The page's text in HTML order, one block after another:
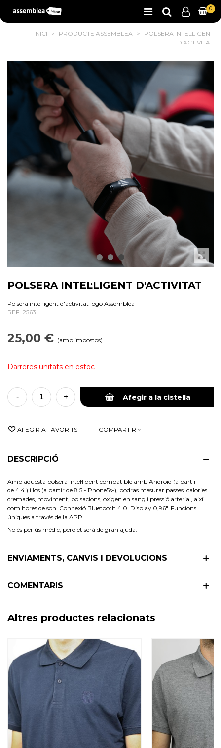
0
INICI > PRODUCTE ASSEMBLEA >
POLSERA INTEL·LIGENT
D'ACTIVITAT
POLSERA INTEL·LIGENT D'ACTIVITAT
Polsera intel·ligent d'activitat logo Assemblea
REF. 2563
25,00 € (amb impostos)
Darreres unitats en estoc
- + Afegir a la cistella
AFEGIR A FAVORITS COMPARTIR
DESCRIPCIÓ
Amb aquesta polsera intel·ligent compatible amb Android (a partir
de 4.4.) i Ios (a partir de 8.5 -iPhone5s-), podras mesurar passes, calories
cremades, moviment, polsacions, oxigen en sang i pressió arterial, així
com hores de son. Connexió Bluetooth 4.0. Display 0,96". Funcions
úniques a través de la APP.
No és per ús mèdic, però et serà de gran ajuda.
ENVIAMENTS, CANVIS I DEVOLUCIONS
COMENTARIS
Altres productes relacionats